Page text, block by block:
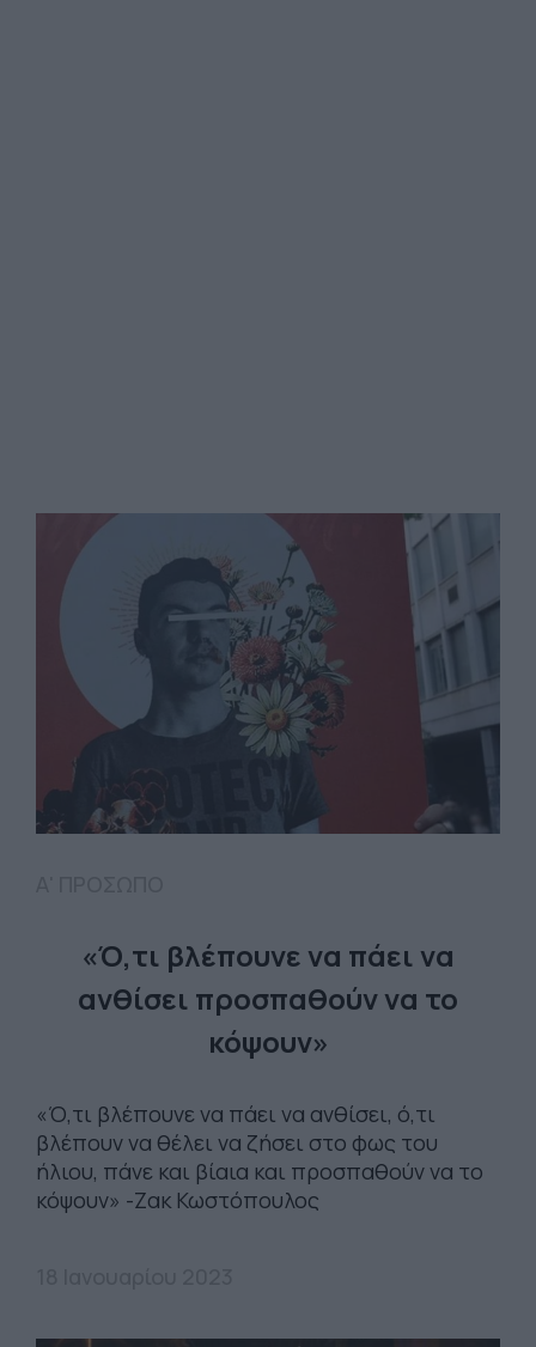
«Ό,τι βλέπουνε να πάει να
ανθίσει προσπαθούν να το
κόψουν»
«Ό,τι βλέπουνε να πάει να ανθίσει, ό,τι
βλέπουν να θέλει να ζήσει στο φως του
ήλιου, πάνε και βίαια και προσπαθούν να το
κόψουν» -Ζακ Κωστόπουλος